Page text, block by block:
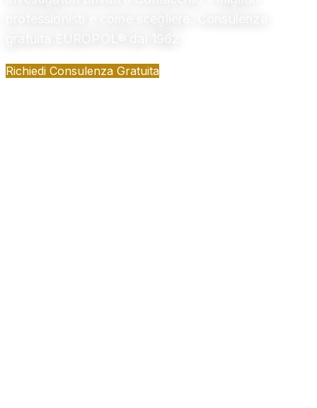
Richiedi Consulenza Gratuita